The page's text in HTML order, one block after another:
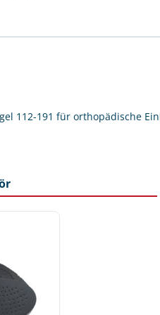
112-191 für orthopädische